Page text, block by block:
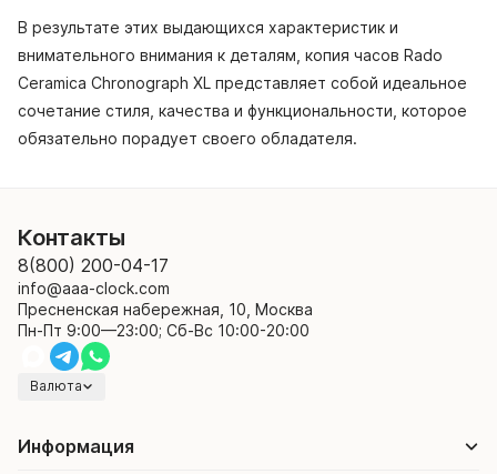
В результате этих выдающихся характеристик и
внимательного внимания к деталям, копия часов Rado
Ceramica Chronograph XL представляет собой идеальное
сочетание стиля, качества и функциональности, которое
обязательно порадует своего обладателя.
Контакты
8(800) 200-04-17
info@aaa-clock.com
Пресненская набережная, 10, Москва
Пн-Пт 9:00—23:00; Сб-Вс 10:00-20:00
Валюта
Информация